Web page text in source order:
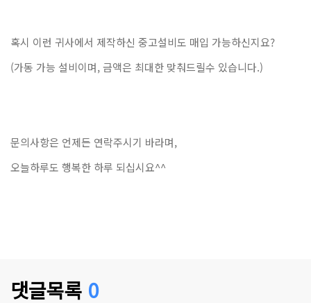
혹시 이런 귀사에서 제작하신 중고설비도 매입 가능하신지요?
(가동 가능 설비이며, 금액은 최대한 맞춰드릴수 있습니다.)
문의사항은 언제든 연락주시기 바라며,
오늘하루도 행복한 하루 되십시요^^
댓글목록 0